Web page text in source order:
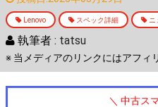
Lenovo スペック詳細 ニ
執筆者 : tatsu
※ 当メディアのリンクにはアフィ
＼ 中古ス